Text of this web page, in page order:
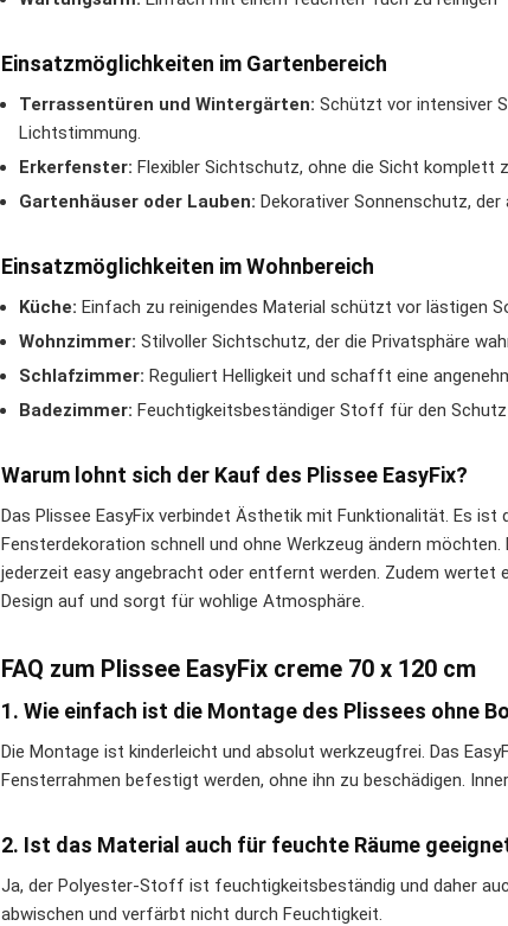
Einsatzmöglichkeiten im Gartenbereich
Terrassentüren und Wintergärten: Schützt vor intensiver
Lichtstimmung.
Erkerfenster: Flexibler Sichtschutz, ohne die Sicht komplett
Gartenhäuser oder Lauben: Dekorativer Sonnenschutz,
Einsatzmöglichkeiten im Wohnbereich
Küche: Einfach zu reinigendes Material schützt vor lästigen
Wohnzimmer: Stilvoller Sichtschutz, der die Privatsphäre
Schlafzimmer: Reguliert Helligkeit und schafft eine
Badezimmer: Feuchtigkeitsbeständiger Stoff für den Schutz
Warum lohnt sich der Kauf des Plissee EasyFix?
Das Plissee EasyFix verbindet Ästhetik mit Funktionalität. Es ist
Fensterdekoration schnell und ohne Werkzeug ändern
jederzeit easy angebracht oder entfernt werden. Zudem wertet
Design auf und sorgt für wohlige Atmosphäre.
FAQ zum Plissee EasyFix creme 70 x 120 cm
1. Wie einfach ist die Montage des Plissees ohne
Die Montage ist kinderleicht und absolut werkzeugfrei. Das
Fensterrahmen befestigt werden, ohne ihn zu beschädigen.
2. Ist das Material auch für feuchte Räume
Ja, der Polyester-Stoff ist feuchtigkeitsbeständig und daher
abwischen und verfärbt nicht durch Feuchtigkeit.